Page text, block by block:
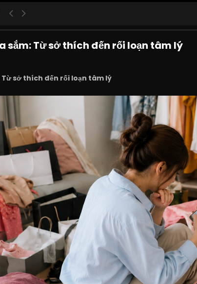
sắm: Từ sở thích đến rối loạn tâm lý
Từ sở thích đến rối loạn tâm lý